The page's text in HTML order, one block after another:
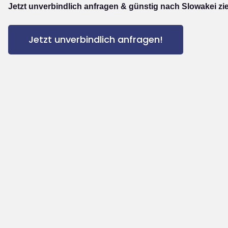
Jetzt unverbindlich anfragen & günstig nach Slowakei
Jetzt unverbindlich anfragen!